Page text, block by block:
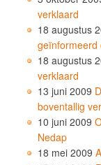
verklaard
18 augustus
geïnformeerd
18 augustus
verklaard
13 juni 2009
boventallig
10 juni 2009
Nedap
18 mei 2009